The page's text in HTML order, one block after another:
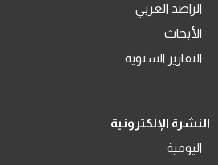
الراصد العربي
الأبحاث
التقارير السنوية
النشرة الإلكترونية
اليومية